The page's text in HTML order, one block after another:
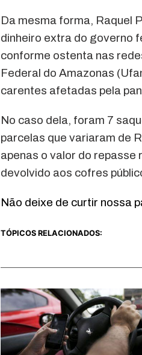
Da mesma forma, Raquel
dinheiro extra do governo
conforme ostenta nas
Federal do Amazonas
carentes afetadas pela
No caso dela, foram 7
parcelas que variaram de
apenas o valor do repasse
devolvido aos cofres
Não deixe de curtir nossa
TÓPICOS RELACIONADOS: